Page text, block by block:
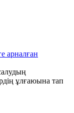
арналған
ұлғаюына тап